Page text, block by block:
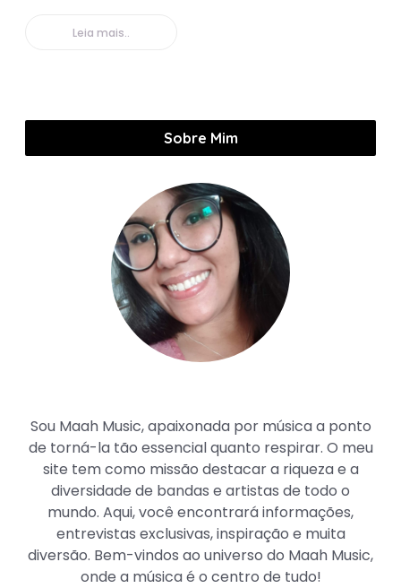
Leia mais..
Sobre Mim
Sou Maah Music, apaixonada por música a ponto
de torná-la tão essencial quanto respirar. O meu
site tem como missão destacar a riqueza e a
diversidade de bandas e artistas de todo o
mundo. Aqui, você encontrará informações,
entrevistas exclusivas, inspiração e muita
diversão. Bem-vindos ao universo do Maah Music,
onde a música é o centro de tudo!